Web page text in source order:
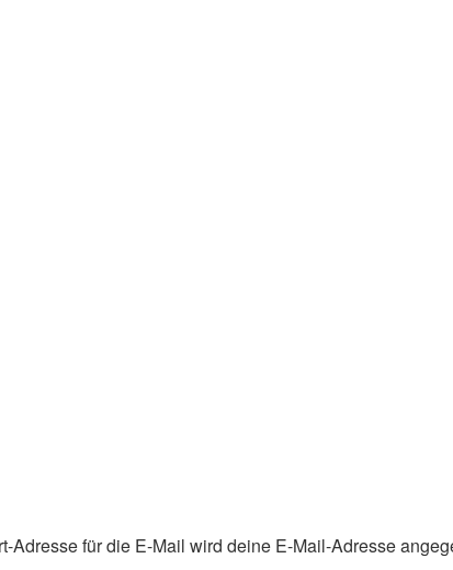
für die E-Mail wird deine E-Mail-Adresse